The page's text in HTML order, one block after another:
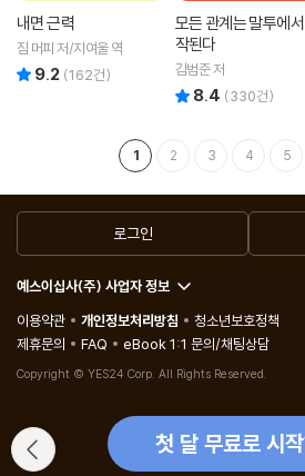
내면 근력
짐 머피 저/지여울 역
9.2 (162건)
모든 관계는 말투에
작된다
김범준 저
8.4 (330건)
1 2 3 4 5
첫 달 무료로 시
로그인
예스이십사(주) 사업자 정보
이용약관
개인정보처리방침
청소년보호정책
제휴문의
FAQ eBook 1:1 문의/채팅상담
Copyright © YES24 Corp. All Rights Reserved.